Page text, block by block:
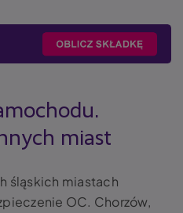
miast
śląskich miastach
OC. Chorzów,